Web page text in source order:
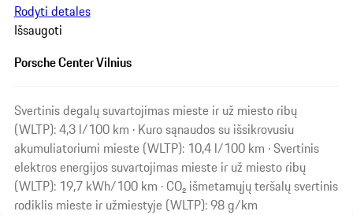
Rodyti detales
Išsaugoti
Porsche Center Vilnius
Svertinis degalų suvartojimas mieste ir už miesto ribų
(WLTP): 4,3 l/100 km · Kuro sąnaudos su išsikrovusiu
akumuliatoriumi mieste (WLTP): 10,4 l/100 km · Svertinis
elektros energijos suvartojimas mieste ir už miesto ribų
(WLTP): 19,7 kWh/100 km · CO₂ išmetamųjų teršalų svertinis
rodiklis mieste ir užmiestyje (WLTP): 98 g/km